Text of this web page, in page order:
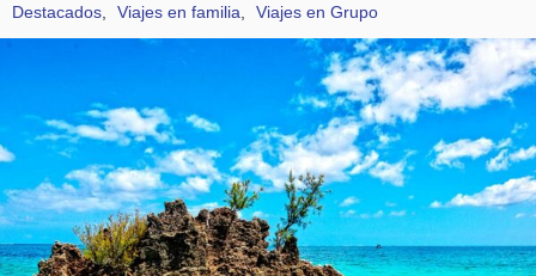
Destacados
Viajes en familia Viajes en Grupo